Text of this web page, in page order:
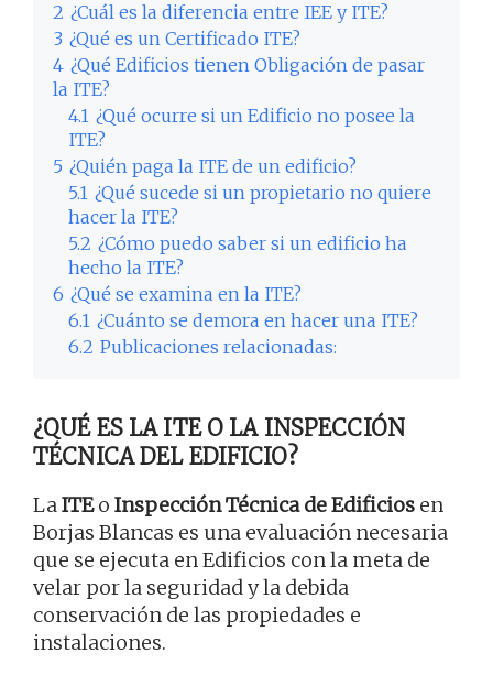
2 ¿Cuál es la diferencia entre IEE y ITE?
3 ¿Qué es un Certificado ITE?
4 ¿Qué Edificios tienen Obligación de pasar
la ITE?
4.1 ¿Qué ocurre si un Edificio no posee la
ITE?
5 ¿Quién paga la ITE de un edificio?
5.1 ¿Qué sucede si un propietario no quiere
hacer la ITE?
5.2 ¿Cómo puedo saber si un edificio ha
hecho la ITE?
6 ¿Qué se examina en la ITE?
6.1 ¿Cuánto se demora en hacer una ITE?
6.2 Publicaciones relacionadas:
¿QUÉ ES LA ITE O LA INSPECCIÓN
TÉCNICA DEL EDIFICIO?
LaITEo Inspección Técnica de Edificios en
Borjas Blancas es una evaluación necesaria
que se ejecuta en Edificios con la meta de
velar por la seguridad y la debida
conservación de las propiedades e
instalaciones.